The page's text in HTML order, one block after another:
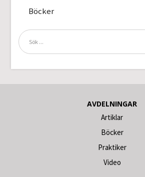
Böcker
AVDELNINGAR
Artiklar
Böcker
Praktiker
Video